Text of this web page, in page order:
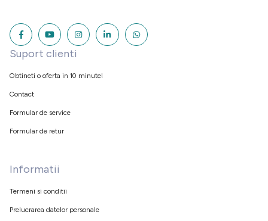
Suport clienti
Obtineti o oferta in 10 minute!
Contact
Formular de service
Formular de retur
Informatii
Termeni si conditii
Prelucrarea datelor personale